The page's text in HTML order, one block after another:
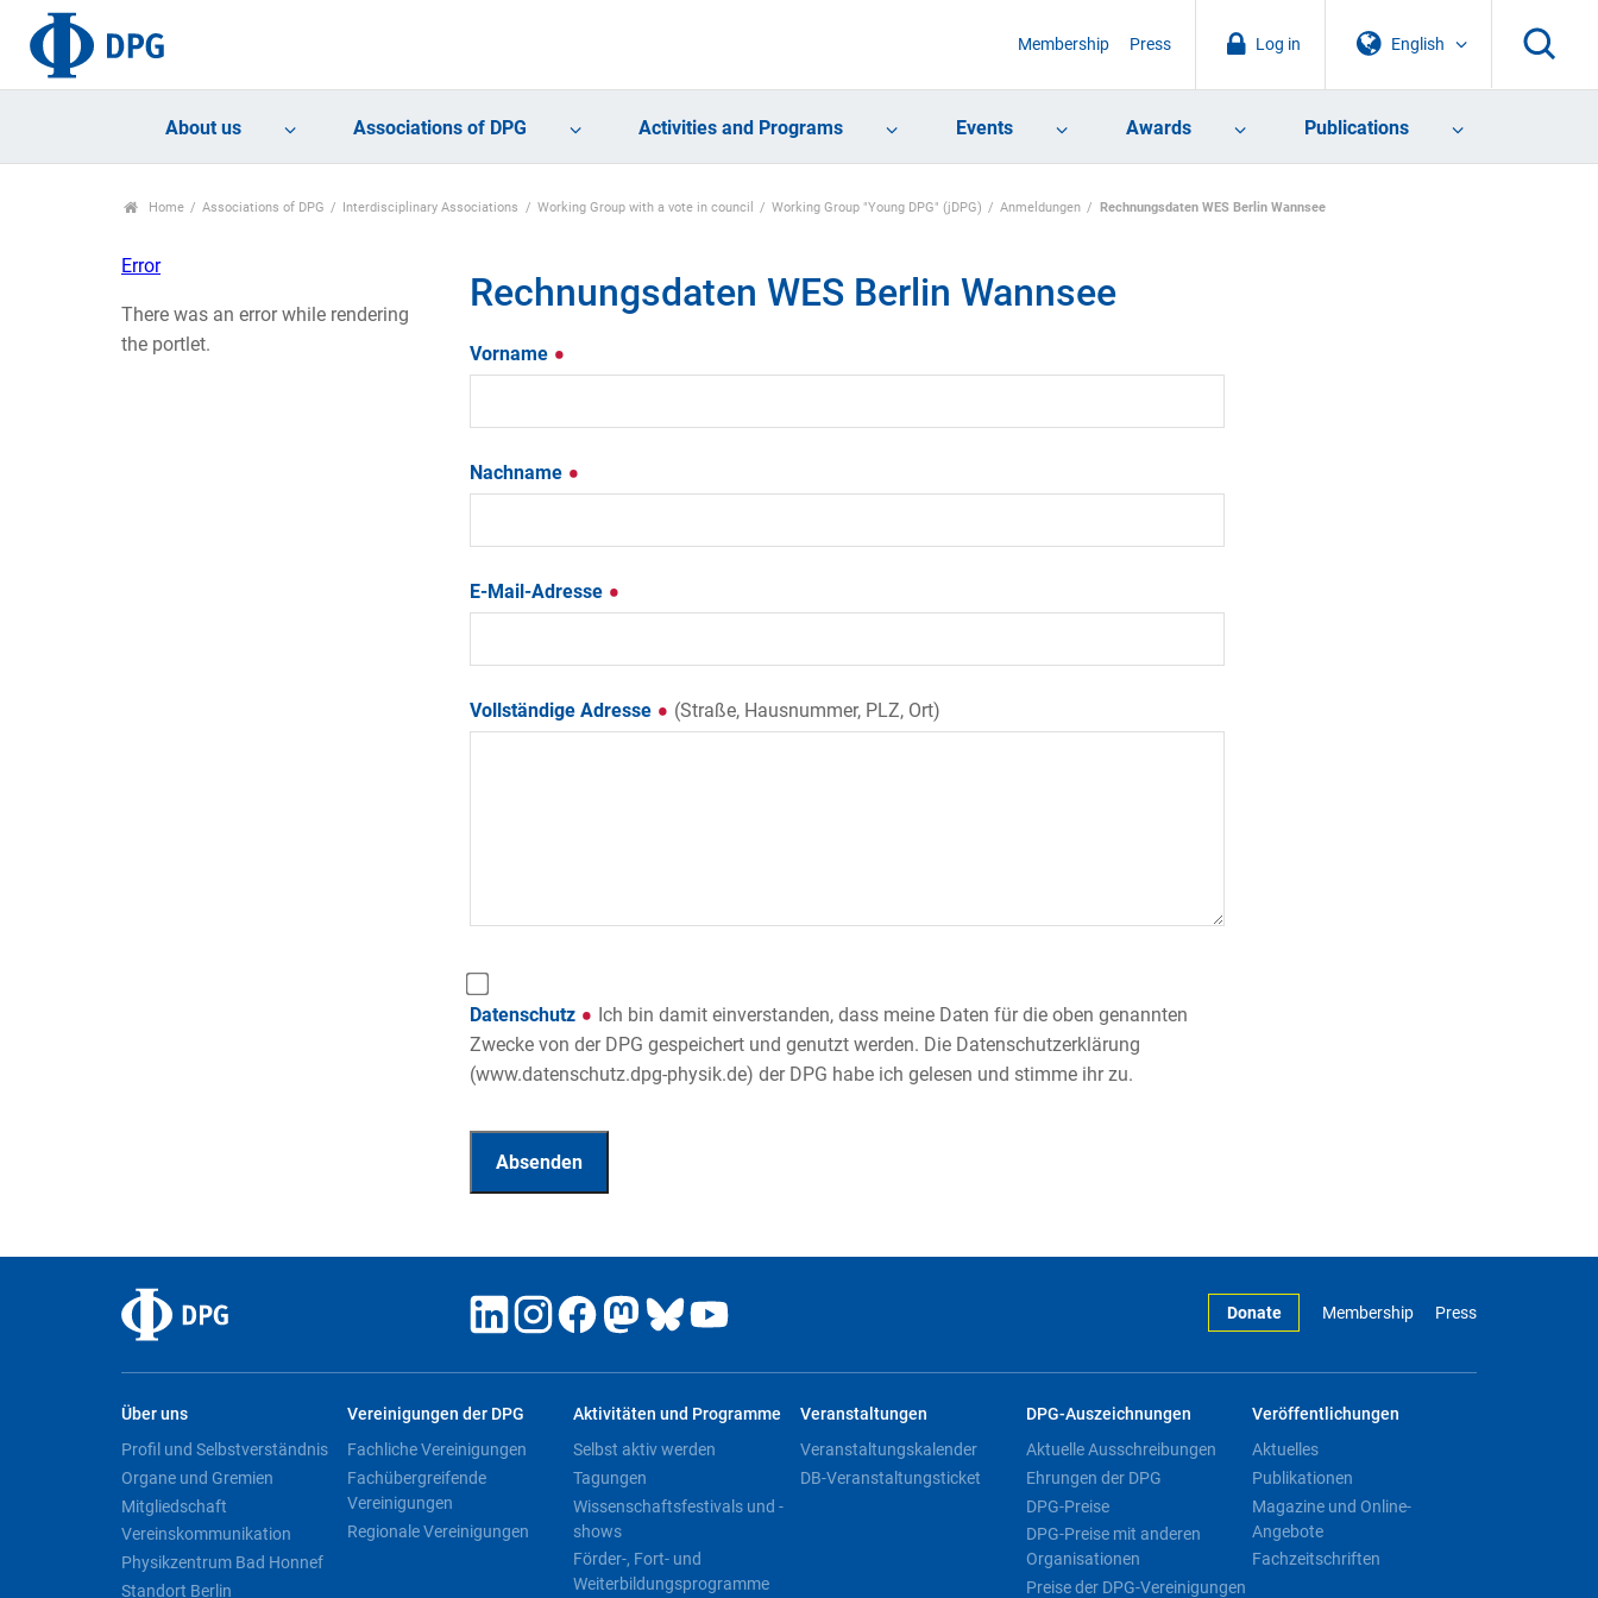
English
Log in
Membership Press
About us Associations of DPG Activities and Programs Events Awards Publications
Home Associations of DPG Interdisciplinary Associations Working Group with a vote in council Working Group "Young DPG" (jDPG) Anmeldungen Rechnungsdaten WES Berlin Wannsee
Error
There was an error while rendering
the portlet.
Rechnungsdaten WES Berlin Wannsee
Vorname
Nachname
E-Mail-Adresse
Vollständige Adresse (Straße, Hausnummer, PLZ, Ort)
Datenschutz
Ich bin damit einverstanden, dass meine Daten für die oben genannten
Zwecke von der DPG gespeichert und genutzt werden. Die Datenschutzerklärung
(www.datenschutz.dpg-physik.de) der DPG habe ich gelesen und stimme ihr zu.
Donate Membership Press
Über uns
Profil und Selbstverständnis
Organe und Gremien
Mitgliedschaft
Vereinskommunikation
Physikzentrum Bad Honnef
Standort Berlin
Vereinigungen der DPG
Fachliche Vereinigungen
Fachübergreifende
Vereinigungen
Regionale Vereinigungen
Aktivitäten und Programme
Selbst aktiv werden
Tagungen
Wissenschaftsfestivals und -
shows
Förder-, Fort- und
Weiterbildungsprogramme
Veranstaltungen
Veranstaltungskalender
DB-Veranstaltungsticket
DPG-Auszeichnungen
Aktuelle Ausschreibungen
Ehrungen der DPG
DPG-Preise
DPG-Preise mit anderen
Organisationen
Preise der DPG-Vereinigungen
Veröffentlichungen
Aktuelles
Publikationen
Magazine und Online-
Angebote
Fachzeitschriften